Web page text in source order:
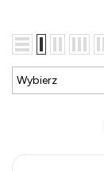
Wybierz